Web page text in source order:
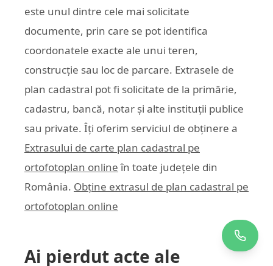
este unul dintre cele mai solicitate
documente, prin care se pot identifica
coordonatele exacte ale unui teren,
construcție sau loc de parcare. Extrasele de
plan cadastral pot fi solicitate de la primărie,
cadastru, bancă, notar și alte instituții publice
sau private. Îți oferim serviciul de obținere a
Extrasului de carte plan cadastral pe
ortofotoplan online în toate județele din
România. Obține extrasul de plan cadastral pe
ortofotoplan online
Ai pierdut acte ale